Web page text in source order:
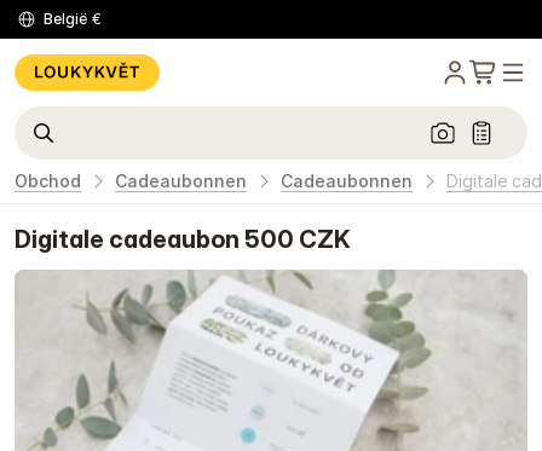
België €
Obchod Cadeaubonnen Cadeaubonnen Digitale
Digitale cadeaubon 500 CZK